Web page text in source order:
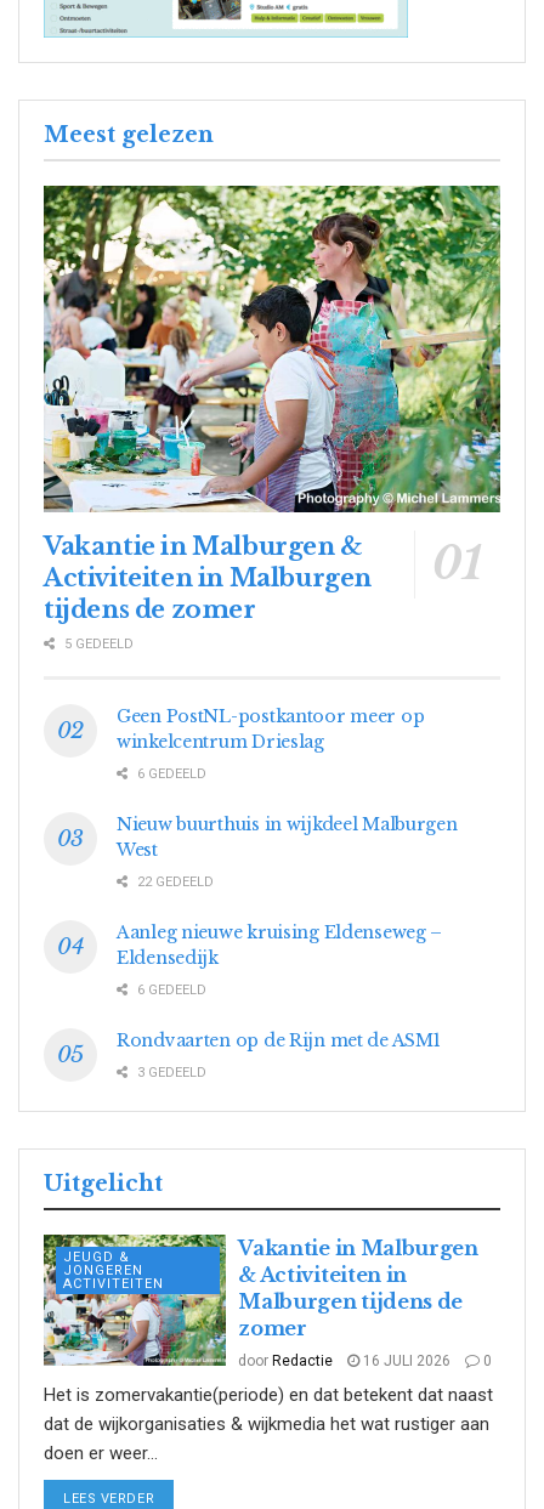
Meest gelezen
Vakantie in Malburgen &
Activiteiten in Malburgen
tijdens de zomer
5 GEDEELD
Geen PostNL-postkantoor meer op
winkelcentrum Drieslag
6 GEDEELD
Nieuw buurthuis in wijkdeel Malburgen
West
22 GEDEELD
Aanleg nieuwe kruising Eldenseweg –
Eldensedijk
6 GEDEELD
Rondvaarten op de Rijn met de ASM1
3 GEDEELD
Uitgelicht
JEUGD &
JONGEREN
ACTIVITEITEN
Vakantie in Malburgen
& Activiteiten in
Malburgen tijdens de
zomer
door Redactie 16 JULI 2026 0
Het is zomervakantie(periode) en dat betekent dat naast
dat de wijkorganisaties & wijkmedia het wat rustiger aan
doen er weer...
LEES VERDER